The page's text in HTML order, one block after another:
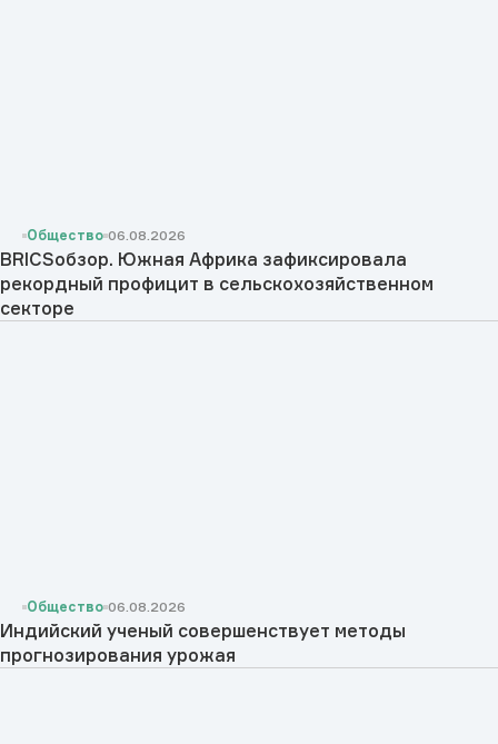
Общество 06.08.2026
BRICSобзор. Южная Африка зафиксировала
рекордный профицит в сельскохозяйственном
секторе
Общество 06.08.2026
Индийский ученый совершенствует методы
прогнозирования урожая